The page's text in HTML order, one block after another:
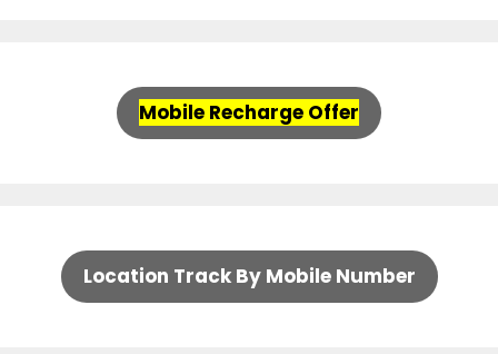
Mobile Recharge Offer
Location Track By Mobile Number